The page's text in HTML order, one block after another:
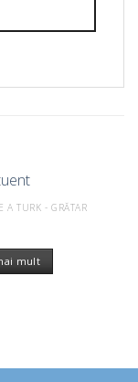
A TURK - GRĂTAR
mult